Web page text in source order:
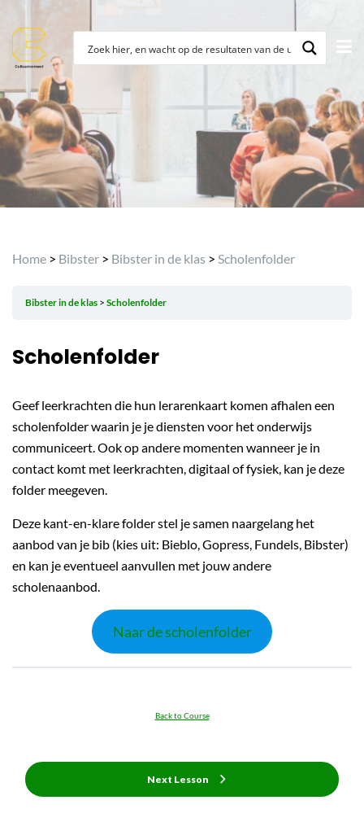
Home > Bibster > Bibster in de klas > Scholenfolder
Bibster in de klas Scholenfolder
Scholenfolder
Geef leerkrachten die hun lerarenkaart komen afhalen een
scholenfolder waarin je je diensten voor het onderwijs
communiceert. Ook op andere momenten wanneer je in
contact komt met leerkrachten, digitaal of fysiek, kan je deze
folder meegeven.
Deze kant-en-klare folder stel je samen naargelang het
aanbod van je bib (kies uit: Bieblo, Gopress, Fundels, Bibster)
en kan je eventueel aanvullen met jouw andere
scholenaanbod.
Naar de scholenfolder
Back to Course
Next Lesson